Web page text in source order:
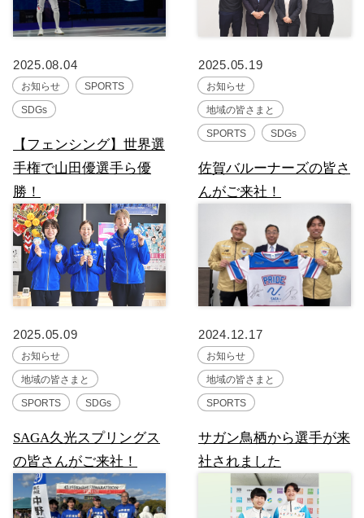
2025.08.04
お知らせ SPORTS
SDGs
【フェンシング】世界選
手権で山田優選手ら優
勝！
2025.05.19
お知らせ
地域の皆さまと
SPORTS SDGs
佐賀バルーナーズの皆さ
んがご来社！
2025.05.09
お知らせ
地域の皆さまと
SPORTS SDGs
SAGA久光スプリングス
の皆さんがご来社！
2024.12.17
お知らせ
地域の皆さまと
SPORTS
サガン鳥栖から選手が来
社されました